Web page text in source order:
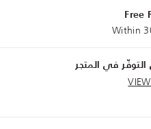
Free
Within
في المتجر